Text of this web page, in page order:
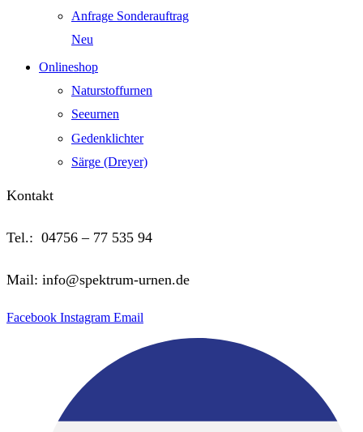
Anfrage Sonderauftrag
Neu
Onlineshop
Naturstoffurnen
Seeurnen
Gedenklichter
Särge (Dreyer)
Kontakt
Tel.: 04756 – 77 535 94
Mail: info@spektrum-urnen.de
Facebook Instagram Email